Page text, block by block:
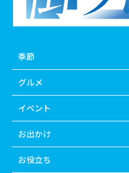
季節
グルメ
イベント
お出かけ
お役立ち